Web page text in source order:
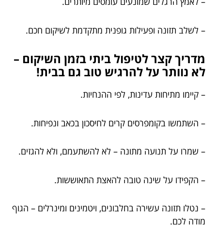
– לשלב תזונה ופעילות גופנית מתקדמת לשיקום חכם.
מדריך קצר לטיפול ביתי בזמן השיקום –
לא נוותר על להרגיש טוב גם בבית!
– קיימו מתיחות עדינות, לפי ההנחיות.
– השתמשו בקומפרסים קרים לחיסכון בכאב ונפיחות.
– שמרו על תנועה מתונה – לא להשתעמם, ולא להגזים.
– הקפידו על שינה טובה להאצת התאוששות.
– נטלו תזונה עשירה בחלבונים, ויטמינים ומינרלים – הגוף
מודה לכם.